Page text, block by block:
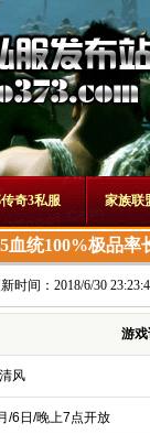
奇3私服 家族联
血统100%极品率
时间：2018/6/30
游
风
/6日/晚上7点开放